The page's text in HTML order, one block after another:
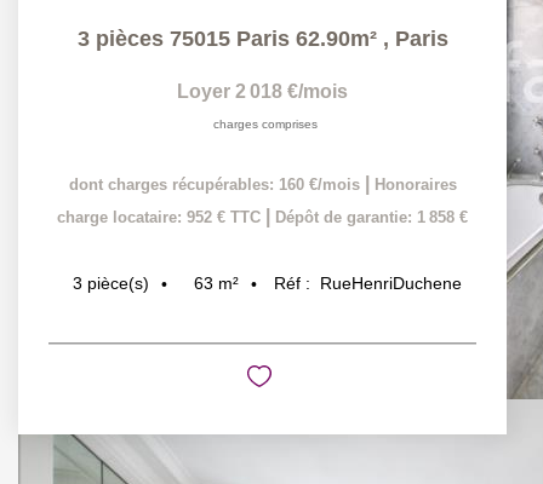
3 pièces 75015 Paris 62.90m² , Paris
Loyer 2 018 €/mois
charges comprises
dont charges récupérables: 160 €/mois
Honoraires
charge locataire: 952 € TTC
Dépôt de garantie: 1 858 €
3 pièce(s) 63 m² Réf : RueHenriDuchene